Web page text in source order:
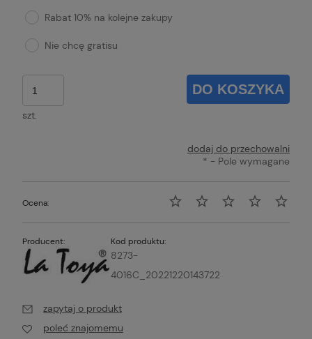
Rabat 10% na kolejne zakupy
Nie chcę gratisu
szt.
DO KOSZYKA
dodaj do przechowalni
* - Pole wymagane
Ocena:
Producent: Kod produktu:
8273-
4016C_20221220143722
zapytaj o produkt
poleć znajomemu